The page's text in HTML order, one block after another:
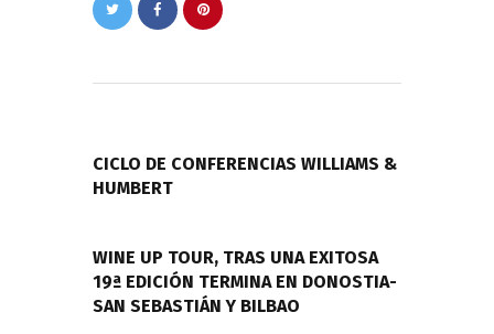
entradas
CICLO DE CONFERENCIAS WILLIAMS &
HUMBERT
WINE UP TOUR, TRAS UNA EXITOSA
19ª EDICIÓN TERMINA EN DONOSTIA-
SAN SEBASTIÁN Y BILBAO